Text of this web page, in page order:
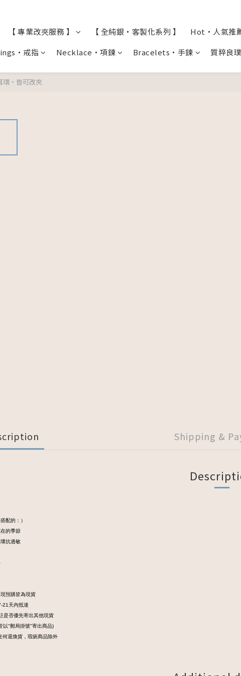
【 專業改夾服務 】 【 全純銀・客製化系列 】 Hot・人氣推
・戒指 Necklace・項鍊 Bracelets・手鍊 質粹良
環・皆可改夾
Shipping &
配的：）
的季節
抗過敏
預購皆為現貨
21天內抵達
是否優先寄出其他現貨
以"郵局掛號"寄出商品)
何退換貨，瑕疵商品除外